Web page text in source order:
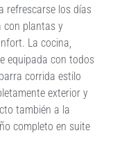
refrescarse los días
con plantas y
La cocina,
equipada con todos
corrida estilo
exterior y
también a la
completo en suite